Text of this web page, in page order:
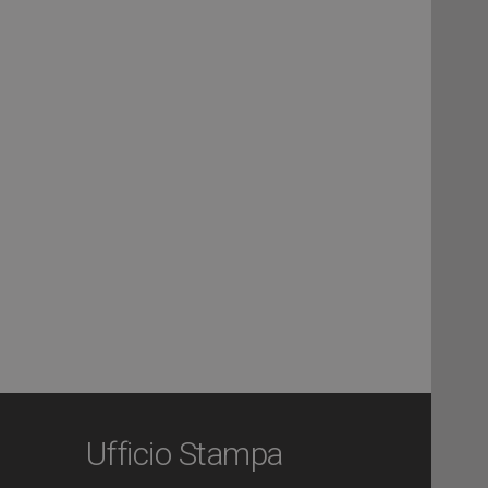
Ufficio Stampa